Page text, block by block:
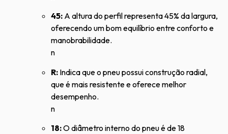
45: A altura do perfil representa 45% da largura,
oferecendo um bom equilíbrio entre conforto e
manobrabilidade.
n
R: Indica que o pneu possui construção radial,
que é mais resistente e oferece melhor
desempenho.
n
18:O diâmetro interno do pneu é de 18